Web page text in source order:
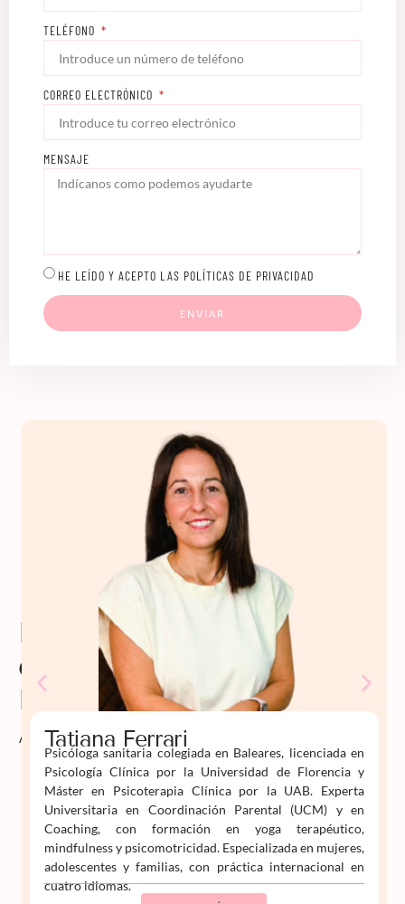
TELÉFONO
CORREO ELECTRÓNICO
MENSAJE
HE LEÍDO Y ACEPTO LAS POLÍTICAS DE PRIVACIDAD
ENVIAR
Profesorado
de
Psiko
Aprende
Tatiana Ferrari
Psicóloga sanitaria colegiada en Baleares, licenciada en
Psicología Clínica por la Universidad de Florencia y
Máster en Psicoterapia Clínica por la UAB. Experta
Universitaria en Coordinación Parental (UCM) y en
Coaching, con formación en yoga terapéutico,
mindfulness y psicomotricidad. Especializada en mujeres,
adolescentes y familias, con práctica internacional en
cuatro idiomas.